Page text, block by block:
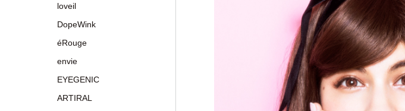
loveil
DopeWink
éRouge
envie
EYEGENIC
ARTIRAL